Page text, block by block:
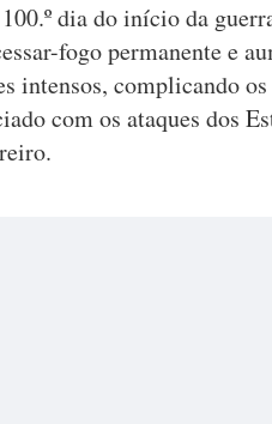
dia do início da
fogo permanente e
intensos, complicando
com os ataques dos